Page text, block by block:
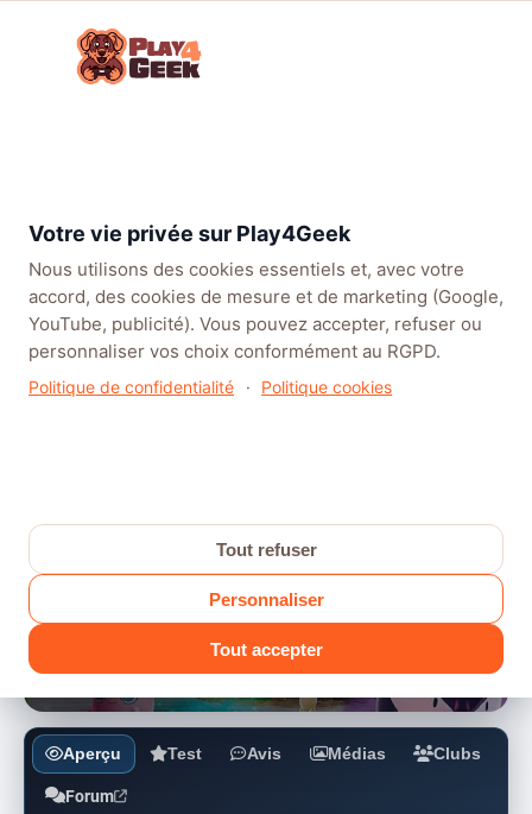
Pokémon GO
Aperçu Test Avis Médias Clubs
Forum
Votre vie privée sur Play4Geek
Nous utilisons des cookies essentiels et, avec votre
accord, des cookies de mesure et de marketing (Google,
YouTube, publicité). Vous pouvez accepter, refuser ou
personnaliser vos choix conformément au RGPD.
Politique de confidentialité · Politique cookies
Tout refuser
Personnaliser
Tout accepter